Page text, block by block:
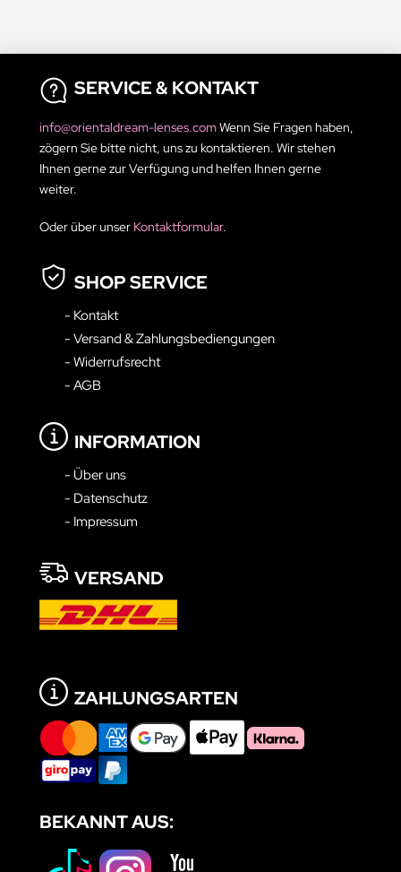
SERVICE & KONTAKT
info@orientaldream-lenses.comWenn Sie Fragen haben,
zögern Sie bitte nicht, uns zu kontaktieren. Wir stehen
Ihnen gerne zur Verfügung und helfen Ihnen gerne
weiter.
Oder über unser Kontaktformular.
SHOP SERVICE
- Kontakt
- Versand & Zahlungsbediengungen
- Widerrufsrecht
- AGB
INFORMATION
- Über uns
- Datenschutz
- Impressum
VERSAND
ZAHLUNGSARTEN
BEKANNT AUS: